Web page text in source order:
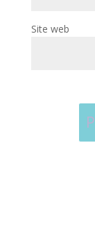
Site web